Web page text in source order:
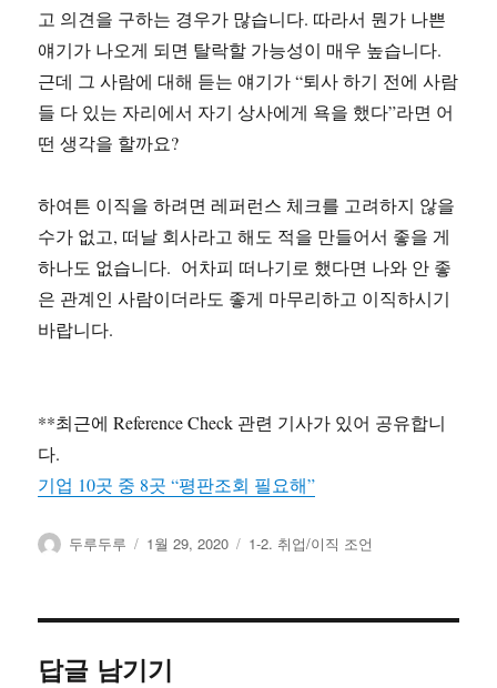
고 의견을 구하는 경우가 많습니다. 따라서 뭔가 나쁜
얘기가 나오게 되면 탈락할 가능성이 매우 높습니다.
근데 그 사람에 대해 듣는 얘기가 “퇴사 하기 전에 사람
들 다 있는 자리에서 자기 상사에게 욕을 했다”라면 어
떤 생각을 할까요?
하여튼 이직을 하려면 레퍼런스 체크를 고려하지 않을
수가 없고, 떠날 회사라고 해도 적을 만들어서 좋을 게
하나도 없습니다. 어차피 떠나기로 했다면 나와 안 좋
은 관계인 사람이더라도 좋게 마무리하고 이직하시기
바랍니다.
**최근에 Reference Check 관련 기사가 있어 공유합니
다.
기업 10곳 중 8곳 “평판조회 필요해”
글
두루두루
작
1월 29, 2020
카
1-2. 취업/이직 조언
답글 남기기